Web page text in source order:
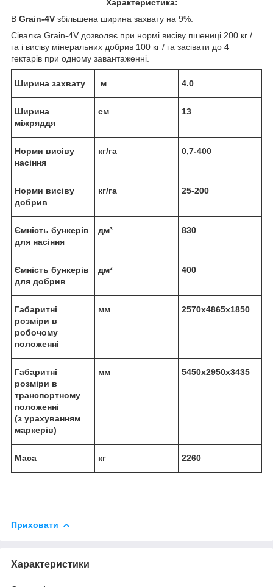
Характеристика:
В Grain-4V збільшена ширина захвату на 9%.
Сівалка Grain-4V дозволяє при нормі висіву пшениці 200 кг /
га і висіву мінеральних добрив 100 кг / га засівати до 4
гектарів при одному завантаженні.
Ширина захвату м 4.0
Ширина
міжряддя
см 13
Норми висіву
насіння
кг/га 0,7-400
Норми висіву
добрив
кг/га 25-200
Ємність бункерів
для насіння
дм³ 830
Ємність бункерів
для добрив
дм³ 400
Габаритні
розміри в
робочому
положенні
мм 2570х4865х1850
Габаритні
розміри в
транспортному
положенні
(з урахуванням
маркерів)
мм 5450х2950х3435
Маса кг 2260
Приховати
Характеристики